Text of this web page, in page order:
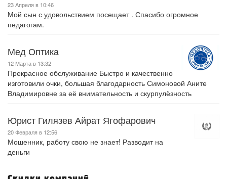
23 Апреля в 10:46
Мой сын с удовольствием посещает . Спасибо огромное
педагогам.
Мед Оптика
12 Марта в 13:32
Прекрасное обслуживание Быстро и качественно
изготовили очки, большая благодарность Симоновой Аните
Владимировне за её внимательность и скурпулёзность
Юрист Гилязев Айрат Ягофарович
20 Февраля в 12:56
Мошенник, работу свою не знает! Разводит на
деньги